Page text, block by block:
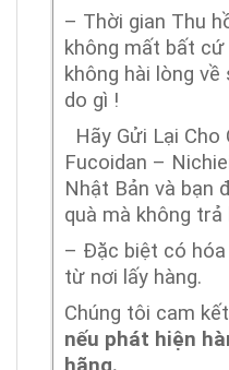
– Thời gian Thu
không mất bất cứ
không hài lòng
do gì !
Hãy Gửi Lại Cho
Fucoidan –
Nhật Bản và bạn
quà mà không trả
– Đặc biệt có
từ nơi lấy hàng.
Chúng tôi cam kết
nếu phát hiện